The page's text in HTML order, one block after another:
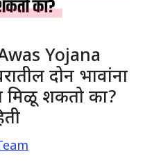
Yojana
दोन भावांना
शकतो का?